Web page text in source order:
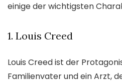
einige der wichtigsten
1. Louis Creed
Louis Creed ist der
Familienvater und ein Arzt,